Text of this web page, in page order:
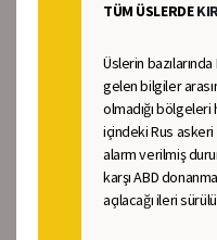
TÜM ÜSLERDE
Üslerin
gelen bilgiler
olmadığı
içindeki Rus askeri
alarm verilmiş
karşı ABD
açılacağı ileri